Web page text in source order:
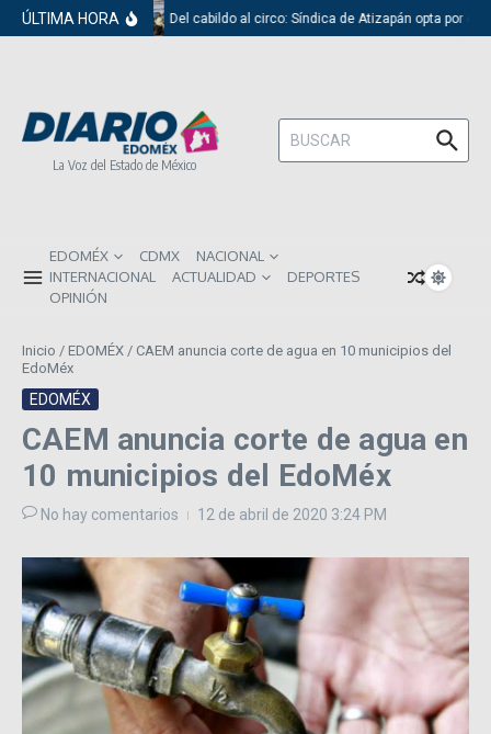
Saltar al contenido
ÚLTIMA HORA Del cabildo al circo: Síndica de Atizapán opta por el
La Voz del Estado de México
Buscar:
EDOMÉX CDMX
NACIONAL
INTERNACIONAL
ACTUALIDAD
DEPORTES
OPINIÓN
Inicio / EDOMÉX / CAEM anuncia corte de agua en 10 municipios del
EdoMéx
EDOMÉX
CAEM anuncia corte de agua en
10 municipios del EdoMéx
No hay comentarios 12 de abril de 2020 3:24 PM